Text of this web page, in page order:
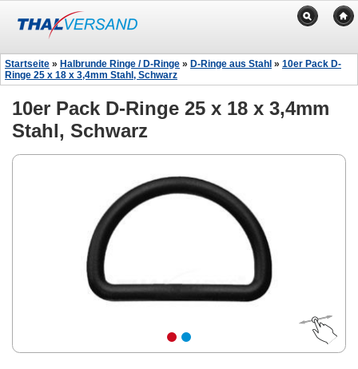
Startseite » Halbrunde Ringe / D-Ringe » D-Ringe aus Stahl » 10er Pack D-
Ringe 25 x 18 x 3,4mm Stahl, Schwarz
10er Pack D-Ringe 25 x 18 x 3,4mm
Stahl, Schwarz